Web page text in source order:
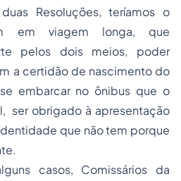
Resoluções, teríamos o
em viagem longa, que
pelos dois meios, poder
a certidão de nascimento do
embarcar no ônibus que o
ser obrigado à apresentação
que não tem porque
casos, Comissários da